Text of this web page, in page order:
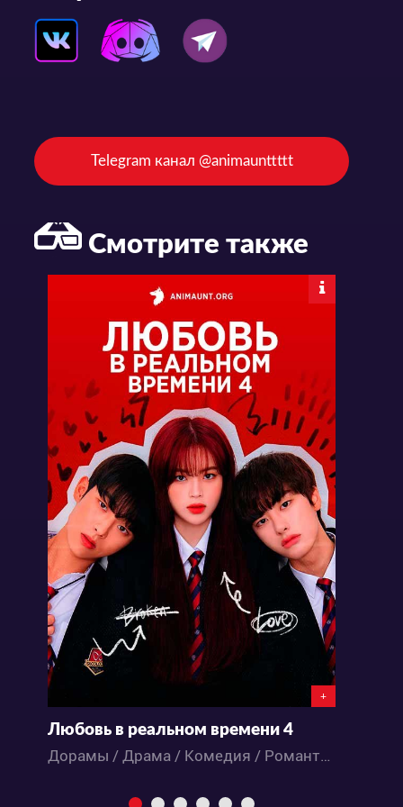
Telegram канал @animaunttttt
Смотрите также
+
Любовь в реальном времени 4
Дорамы / Драма / Комедия / Романтика / Школа